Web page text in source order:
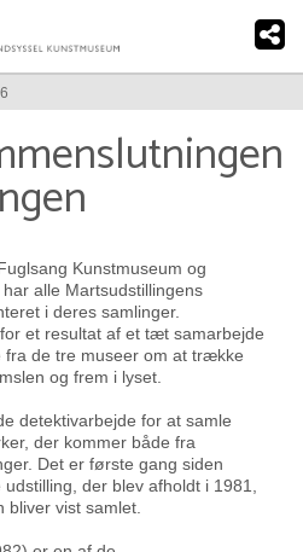
Kunstmuseum og
alle Martsudstillingens
i deres samlinger.
et resultat af et tæt samarbejde
de tre museer om at trække
og frem i lyset.
detektivarbejde for at samle
der kommer både fra
Det er første gang siden
der blev afholdt i 1981,
bliver vist samlet.